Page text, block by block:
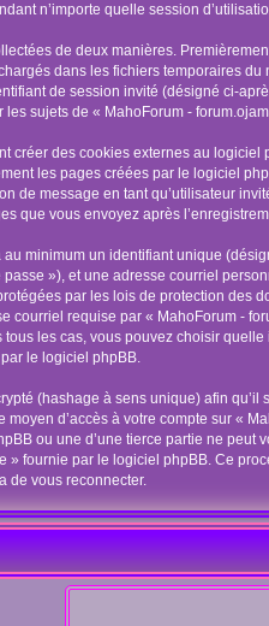
n’importe quelle session
de deux manières.
dans les fichiers temporaires
de session invité (désigné ci-
les sujets de « MahoForum -
créer des cookies externes au
les pages créées par le logiciel
de message en tant qu’utilisateur
que vous envoyez après
au minimum un identifiant unique
passe »), et une adresse courriel
par les lois de protection des
courriel requise par « MahoForum -
tous les cas, vous pouvez choisir
le logiciel phpBB.
(hashage à sens unique) afin
moyen d’accès à votre compte sur «
ou une d’une tierce partie ne
» fournie par le logiciel phpBB. Ce
de vous reconnecter.